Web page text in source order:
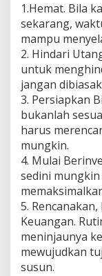
1.Hemat. Bila
sekarang,
mampu
2. Hindari
untuk
jangan
3. Persiapkan
bukanlah
harus
mungkin.
4. Mulai
sedini
5.
Keuangan.
meninjaunya
mewujudkan
susun.